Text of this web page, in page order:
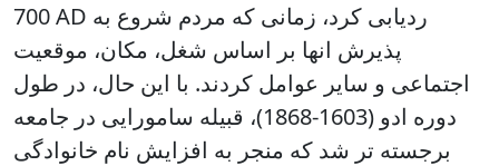
700 AD ردیابی کرد، زمانی که مردم شروع به
پذیرش انها بر اساس شغل، مکان، موقعیت
اجتماعی و سایر عوامل کردند. با این حال، در طول
دوره ادو (1603-1868)، قبیله سامورایی در جامعه
برجسته تر شد که منجر به افزایش نام خانوادگی